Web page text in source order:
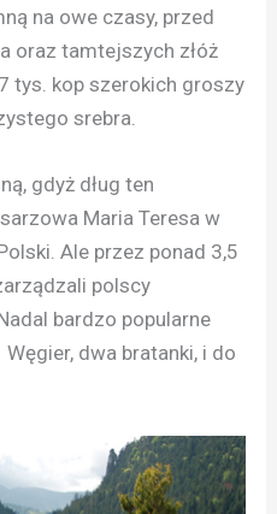
na owe czasy, przed
oraz tamtejszych złóż
tys. kop szerokich groszy
srebra.
gdyż dług ten
Maria Teresa w
Ale przez ponad 3,5
polscy
bardzo popularne
dwa bratanki, i do